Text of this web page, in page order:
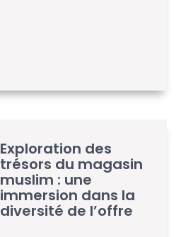
Exploration des
trésors du magasin
muslim : une
immersion dans la
diversité de l’offre